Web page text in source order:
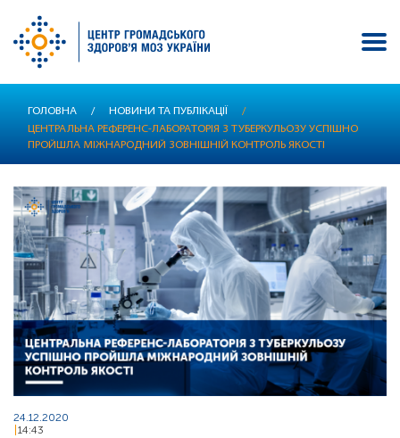
основного
ГОЛОВНА / НОВИНИ ТА ПУБЛІКАЦІЇ
/
ЦЕНТРАЛЬНА РЕФЕРЕНС-ЛАБОРАТОРІЯ З ТУБЕРКУЛЬОЗУ УСПІШНО
ПРОЙШЛА МІЖНАРОДНИЙ ЗОВНІШНІЙ КОНТРОЛЬ ЯКОСТІ
24.12.2020
14:43